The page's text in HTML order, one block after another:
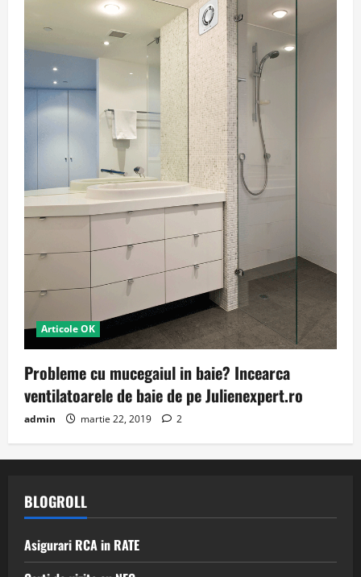
Articole OK
Probleme cu mucegaiul in baie? Incearca
ventilatoarele de baie de pe Julienexpert.ro
admin martie 22, 2019 2
BLOGROLL
Asigurari RCA in RATE